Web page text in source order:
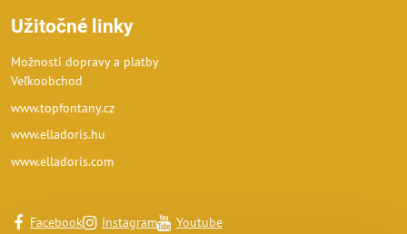
Užitočné linky
Možnosti dopravy a platby
Veľkoobchod
www.topfontany.cz
www.elladoris.hu
www.elladoris.com
Facebook Instagram Youtube